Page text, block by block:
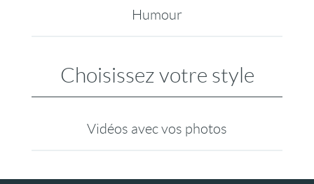
Humour
Choisissez votre style
Vidéos avec vos photos